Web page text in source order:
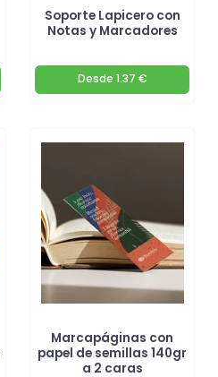
Soporte Lapicero con
Notas y Marcadores
Desde 1.37 €
Marcapáginas con
papel de semillas 140gr
a 2 caras